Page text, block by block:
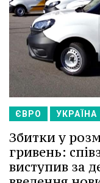
ЄВРО УКРАЇНА
Збитки у
гривень:
виступив за